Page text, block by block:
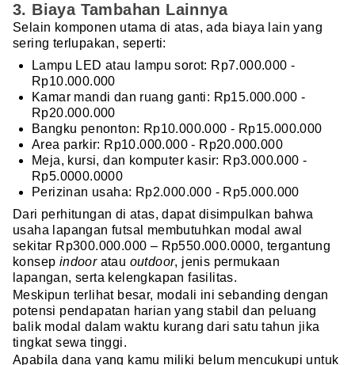
3. Biaya Tambahan Lainnya
Selain komponen utama di atas, ada biaya lain yang
sering terlupakan, seperti:
Lampu LED atau lampu sorot: Rp7.000.000 -
Rp10.000.000
Kamar mandi dan ruang ganti: Rp15.000.000 -
Rp20.000.000
Bangku penonton: Rp10.000.000 - Rp15.000.000
Area parkir: Rp10.000.000 - Rp20.000.000
Meja, kursi, dan komputer kasir: Rp3.000.000 -
Rp5.0000.0000
Perizinan usaha: Rp2.000.000 - Rp5.000.000
Dari perhitungan di atas, dapat disimpulkan bahwa
usaha lapangan futsal membutuhkan modal awal
sekitar Rp300.000.000 – Rp550.000.0000, tergantung
konsep indooratau outdoor, jenis permukaan
lapangan, serta kelengkapan fasilitas.
Meskipun terlihat besar, modali ini sebanding dengan
potensi pendapatan harian yang stabil dan peluang
balik modal dalam waktu kurang dari satu tahun jika
tingkat sewa tinggi.
Apabila dana yang kamu miliki belum mencukupi untuk